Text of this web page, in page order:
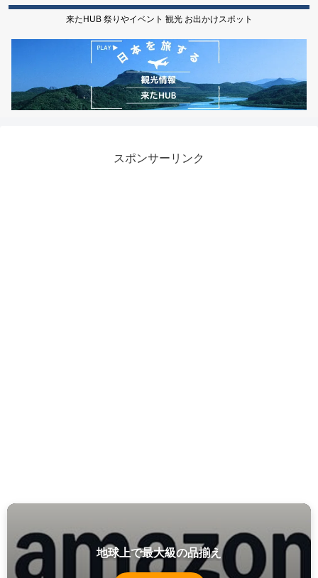
来たHUB 祭りやイベント 観光 お出かけスポット
スポンサーリンク
地球上で最大級の品揃え